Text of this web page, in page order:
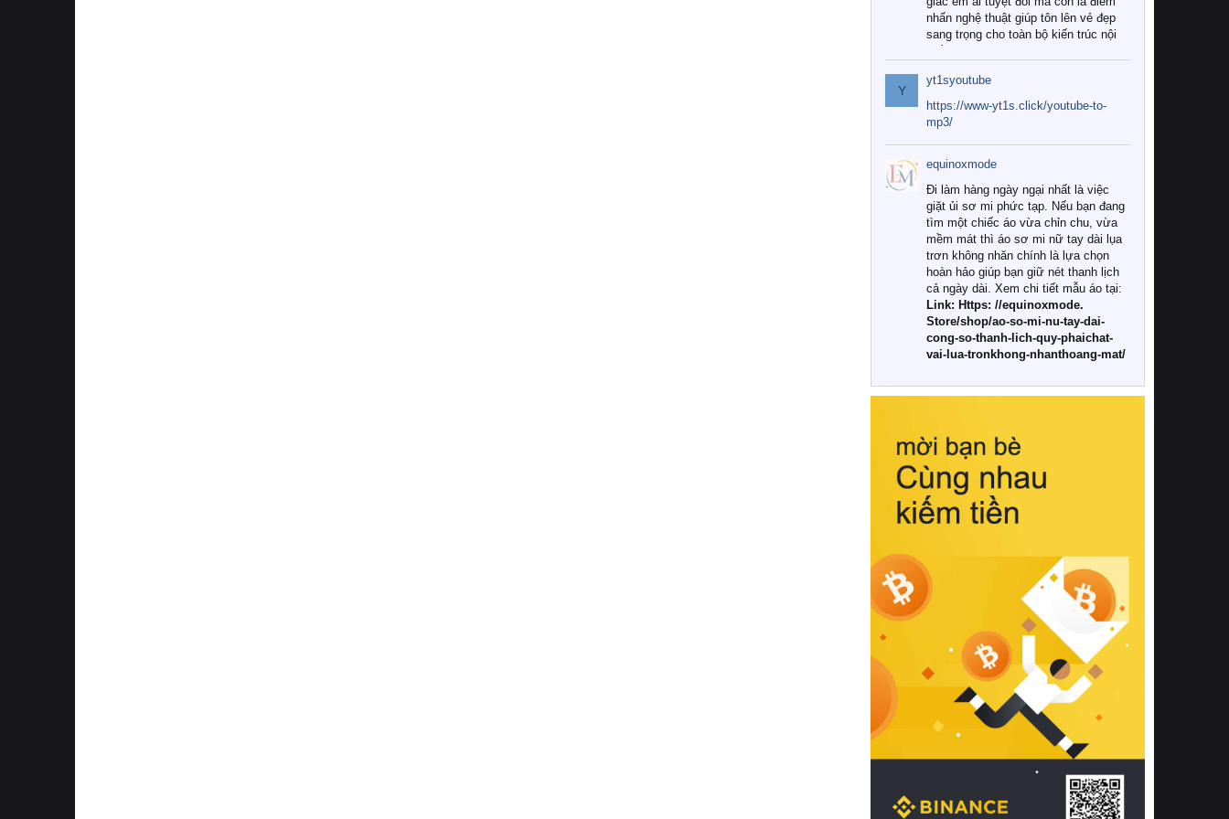
nhấn nghệ thuật giúp tôn lên vẻ đẹp
sang trọng cho toàn bộ kiến trúc nội
Tuy nhiên, giữa thị trường đa dạng
với vô vàn thương hiệu và mẫu mã
như hiện nay, làm thế nào để chọn
được những bộ chăn ga gối đệm cao
cấp thực sự chất lượng, phù hợp với
khí hậu và nhu cầu sử dụng của gia
đình? Hãy cùng chúng tôi đi tìm lời
giải đáp chi tiết qua bài viết dưới đây.
1. Tại sao các gia đình hiện đại lại ưa
chuộng chăn ga gối đệm cao cấp?
Khác với các dòng sản phẩm thông
thường, những bộ chăn ga gối đệm
cao cấp trải qua quy trình sản xuất
nghiêm ngặt từ khâu chọn lọc nguyên
liệu tự nhiên đến công nghệ dệt
nhuộm hiện đại không chứa hóa chất
này, bạn sẽ cảm nhận rõ rệt sự khác
hồi chuẩn xác của phần đệm nâng đỡ
cột sống.
Bên cạnh đó, việc lựa chọn các dòng
sản phẩm đạt chuẩn chất lượng quốc
tế còn giúp ngăn ngừa tình trạng kích
khuẩn và nấm mốc trong điều kiện
thời tiết nóng ẩm. Bạn có thể tìm hiểu
thêm các nghiên cứu khoa học về tác
động của giấc ngủ và môi trường
phòng ngủ đối với sức khỏe con
người tại Sleep Foundation (External
Link) để có cái nhìn toàn diện hơn.
2. Các tiêu chí vàng khi lựa chọn
chăn ga gối đệm cao cấp cho phòng
ngủ
Để sở hữu một bộ chăn ga gối đệm
cao cấp hoàn hảo cả về thẩm mỹ lẫn
công năng, người tiêu dùng cần cân
nhắc kỹ lưỡng các tiêu chí quan trọng
Y
yt1syoutube
https://www-yt1s.click/youtube-to-
mp3/
equinoxmode
Đi làm hàng ngày ngại nhất là việc
giặt ủi sơ mi phức tạp. Nếu bạn đang
tìm một chiếc áo vừa chỉn chu, vừa
mềm mát thì áo sơ mi nữ tay dài lụa
trơn không nhăn chính là lựa chọn
hoàn hảo giúp bạn giữ nét thanh lịch
cả ngày dài. Xem chi tiết mẫu áo tại:
Link: Https: //equinoxmode.
Store/shop/ao-so-mi-nu-tay-dai-
cong-so-thanh-lich-quy-phaichat-
vai-lua-tronkhong-nhanthoang-mat/